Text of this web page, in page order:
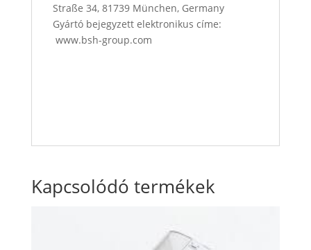
Straße 34, 81739 München, Germany
Gyártó bejegyzett elektronikus címe:
www.bsh-group.com
Kapcsolódó termékek